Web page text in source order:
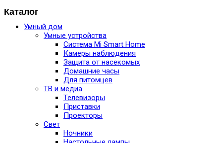
Каталог
Умный дом
Умные устройства
Система Mi Smart Home
Камеры наблюдения
Защита от насекомых
Домашние часы
Для питомцев
ТВ и медиа
Телевизоры
Приставки
Проекторы
Свет
Ночники